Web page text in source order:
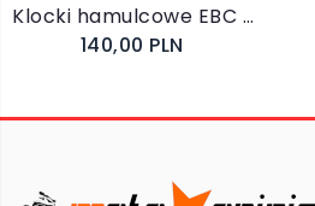
Klocki hamulcowe EBC HH FA231HH
140,00 PLN